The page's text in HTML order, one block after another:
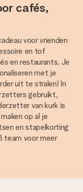
cafés,
voor vrienden
en tof
en restaurants. Je
met je
uit te stralen! In
gebruikt,
van kurk is
op al je
en stapelkorting
team voor meer